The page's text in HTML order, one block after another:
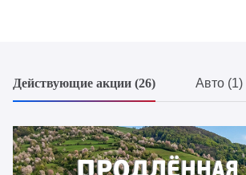
Действующие акции (26) Авто (1)